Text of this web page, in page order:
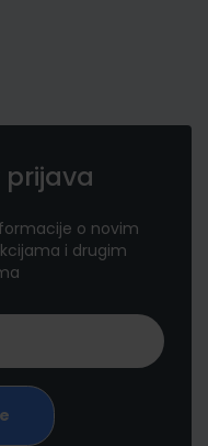
prijava
o novim
i drugim